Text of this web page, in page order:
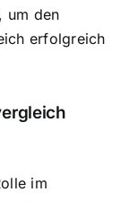
um den
erfolgreich
im